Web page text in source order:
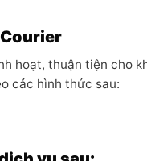
hoạt, thuận tiện cho
các hình thức sau: